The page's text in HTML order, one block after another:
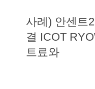
사례) 안센트
결 ICOT
트료와